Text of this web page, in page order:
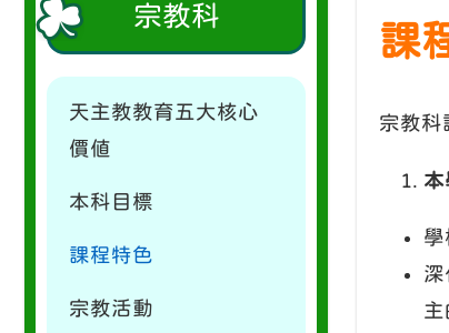
課
宗教科
主
宗教科
天主教教育五大核心
價值
本科目標
課程特色
宗教活動